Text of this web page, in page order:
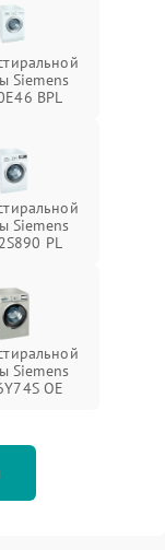
Siemens
BPL
Siemens
PL
Siemens
OE